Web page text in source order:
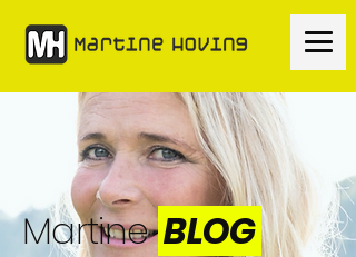
Martine BLOG